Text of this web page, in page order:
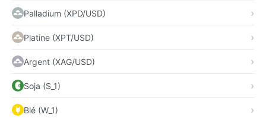
Palladium (XPD/USD)
Platine (XPT/USD)
Argent (XAG/USD)
Soja (S_1)
Blé (W_1)